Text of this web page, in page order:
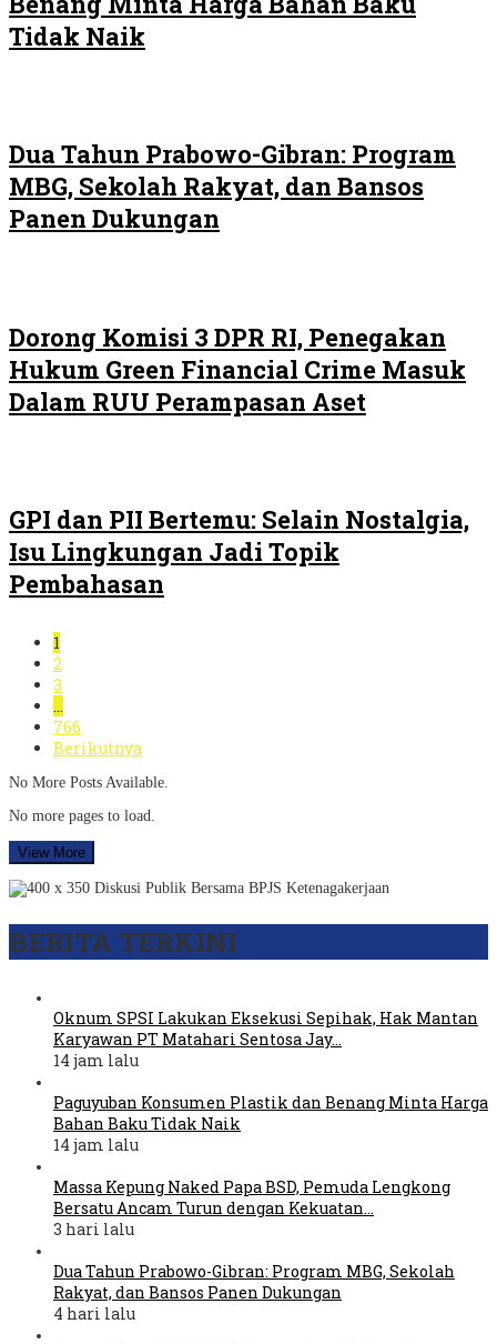
Tidak Naik
Dua Tahun Prabowo-Gibran: Program
MBG, Sekolah Rakyat, dan Bansos
Panen Dukungan
Dorong Komisi 3 DPR RI, Penegakan
Hukum Green Financial Crime Masuk
Dalam RUU Perampasan Aset
GPI dan PII Bertemu: Selain Nostalgia,
Isu Lingkungan Jadi Topik
Pembahasan
1
2
3
…
766
Berikutnya
No More Posts Available.
No more pages to load.
View More
BERITA TERKINI
Oknum SPSI Lakukan Eksekusi Sepihak, Hak Mantan
Karyawan PT Matahari Sentosa Jay…
14 jam lalu
Paguyuban Konsumen Plastik dan Benang Minta Harga
Bahan Baku Tidak Naik
14 jam lalu
Massa Kepung Naked Papa BSD, Pemuda Lengkong
Bersatu Ancam Turun dengan Kekuatan…
3 hari lalu
Dua Tahun Prabowo-Gibran: Program MBG, Sekolah
Rakyat, dan Bansos Panen Dukungan
4 hari lalu